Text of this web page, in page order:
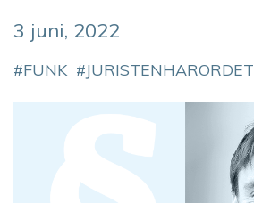
3 juni, 2022
FUNK JURISTENHARORDET